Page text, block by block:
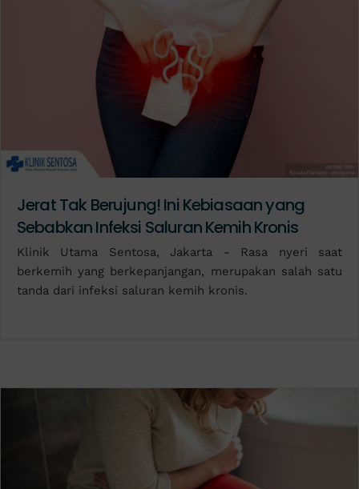
Jerat Tak Berujung! Ini Kebiasaan yang
Sebabkan Infeksi Saluran Kemih Kronis
Klinik Utama Sentosa, Jakarta - Rasa nyeri saat
berkemih yang berkepanjangan, merupakan salah satu
tanda dari infeksi saluran kemih kronis.